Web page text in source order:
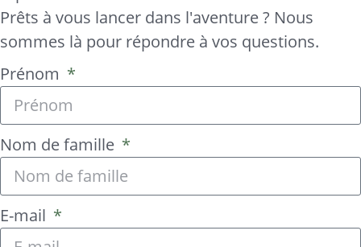
Prêts à vous lancer dans l'aventure ? Nous
sommes là pour répondre à vos questions.
Prénom
Nom de famille
E-mail